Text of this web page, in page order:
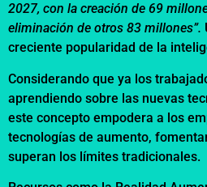
2027, con la creación de 69
eliminación de otros 83 millones”.
creciente popularidad de la
Considerando que ya los
aprendiendo sobre las nuevas
este concepto empodera a los
tecnologías de aumento,
superan los límites tradicionales.